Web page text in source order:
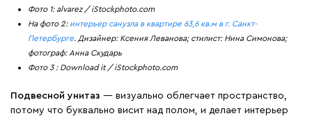
Фото 1: alvarez / iStockphoto.com
На фото 2: интерьер санузла в квартире 63,6 кв.м в г. Санкт-
Петербурге. Дизайнер: Ксения Леванова; стилист: Нина Симонова;
фотограф: Анна Скударь
Фото 3 : Download it / iStockphoto.com
Подвесной унитаз — визуально облегчает пространство,
потому что буквально висит над полом, и делает интерьер